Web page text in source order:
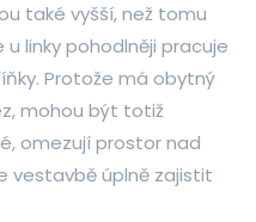
také vyšší, než tomu
linky pohodlněji pracuje
Protože má obytný
mohou být totiž
omezují prostor nad
vestavbě úplně zajistit